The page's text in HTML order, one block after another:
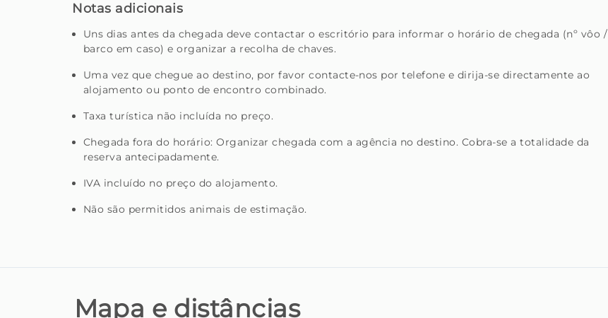
Notas adicionais
Uns dias antes da chegada deve contactar o escritório para informar o horário de chegada (nº vôo /
barco em caso) e organizar a recolha de chaves.
Uma vez que chegue ao destino, por favor contacte-nos por telefone e dirija-se directamente ao
alojamento ou ponto de encontro combinado.
Taxa turística não incluída no preço.
Chegada fora do horário: Organizar chegada com a agência no destino. Cobra-se a totalidade da
reserva antecipadamente.
IVA incluído no preço do alojamento.
Não são permitidos animais de estimação.
Mapa e distâncias